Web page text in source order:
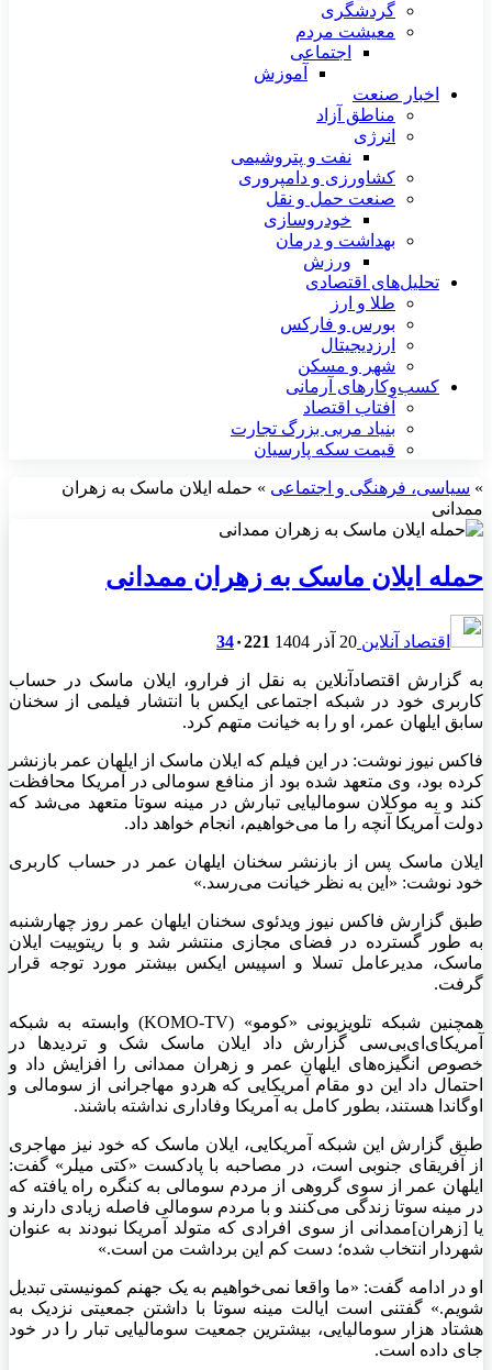
گردشگری
معیشت مردم
اجتماعی
آموزش
اخبار صنعت
مناطق آزاد
انرژی
نفت و پتروشیمی
کشاورزی و دامپروری
صنعت حمل و نقل
خودروسازی
بهداشت و درمان
ورزش
تحلیل‌های اقتصادی
طلا و ارز
بورس و فارکس
ارزدیجیتال
شهر و مسکن
کسب‌وکارهای آرمانی
آفتاب اقتصاد
بنیاد مربی بزرگ تجارت
قیمت سکه پارسیان
» سیاسی، فرهنگی و اجتماعی » حمله ایلان ماسک به زهران
ممدانی
حمله ایلان ماسک به زهران ممدانی
اقتصاد آنلاین 20 آذر 1404 34۰221
به گزارش اقتصادآنلاین به نقل از فرارو، ایلان ماسک در حساب
کاربری خود در شبکه اجتماعی ایکس با انتشار فیلمی از سخنان
سابق ایلهان عمر، او را به خیانت متهم کرد.
فاکس نیوز نوشت: در این فیلم که ایلان ماسک از ایلهان عمر بازنشر
کرده بود، وی متعهد شده بود از منافع سومالی در آمریکا محافظت
کند و به موکلان سومالیایی تبارش در مینه سوتا متعهد می‌شد که
دولت آمریکا آنچه را ما می‌خواهیم، انجام خواهد داد.
ایلان ماسک پس از بازنشر سخنان ایلهان عمر در حساب کاربری
خود نوشت: «این به نظر خیانت می‌رسد.»
طبق گزارش فاکس نیوز ویدئوی سخنان ایلهان عمر روز چهارشنبه
به طور گسترده در فضای مجازی منتشر شد و با ریتوییت ایلان
ماسک، مدیرعامل تسلا و اسپیس ایکس بیشتر مورد توجه قرار
گرفت.
همچنین شبکه تلویزیونی «کومو» (KOMO-TV) وابسته به شبکه
آمریکای‌ای‌بی‌سی گزارش داد ایلان ماسک شک و تردید‌ها در
خصوص انگیزه‌های ایلهان عمر و زهران ممدانی را افزایش داد و
احتمال داد این دو مقام آمریکایی که هردو مهاجرانی از سومالی و
اوگاندا هستند، بطور کامل به آمریکا وفاداری نداشته باشند.
طبق گزارش این شبکه آمریکایی، ایلان ماسک که خود نیز مهاجری
از آفریقای جنوبی است، در مصاحبه با پادکست «کتی میلر» گفت:
ایلهان عمر از سوی گروهی از مردم سومالی به کنگره راه یافته که
در مینه سوتا زندگی می‌کنند و با مردم سومالی فاصله زیادی دارند و
یا [زهران]ممدانی از سوی افرادی که متولد آمریکا نبودند به عنوان
شهردار انتخاب شده؛ دست کم این برداشت من است.»
او در ادامه گفت: «ما واقعا نمی‌خواهیم به یک جهنم کمونیستی تبدیل
شویم.» گفتنی است ایالت مینه سوتا با داشتن جمعیتی نزدیک به
هشتاد هزار سومالیایی، بیشترین جمعیت سومالیایی تبار را در خود
جای داده است.